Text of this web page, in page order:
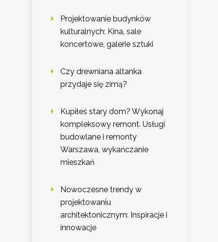
Projektowanie budynków
kulturalnych: Kina, sale
koncertowe, galerie sztuki
Czy drewniana altanka
przydaje się zimą?
Kupiłeś stary dom? Wykonaj
kompleksowy remont. Usługi
budowlane i remonty
Warszawa, wykańczanie
mieszkań
Nowoczesne trendy w
projektowaniu
architektonicznym: Inspiracje i
innowacje